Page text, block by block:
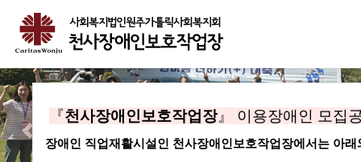
『천사장애인보호작업장 』 이용장애인 모집
장애인 직업재활시설인 천사장애인보호작업장에서는 아
사람이 있고, 사랑이 있고, 건강한 삶이 있는 곳
Previous Next